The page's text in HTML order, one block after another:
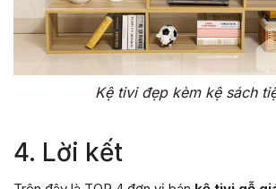
Kệ tivi đẹp kèm kệ sách
4. Lời kết